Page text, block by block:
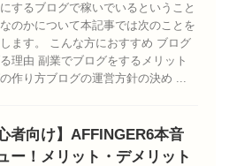
するブログで稼いでいるということ
のかについて本記事では次のことを
ます。 こんな方におすすめ ブログ
理由 副業でブログをするメリット
作り方ブログの運営方針の決め ...
者向け】AFFINGER6本音
ー！メリット・デメリット